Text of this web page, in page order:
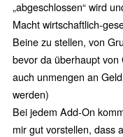
„abgeschlossen“ wird
Macht wirtschaftlich-
Beine zu stellen, von
bevor da überhaupt von
auch unmengen an
werden)
Bei jedem Add-On
mir gut vorstellen, dass